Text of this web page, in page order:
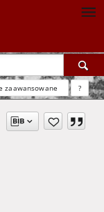
zaawansowane ?